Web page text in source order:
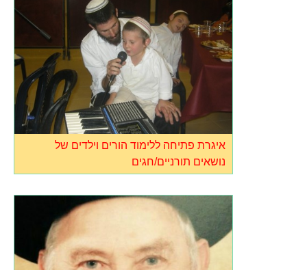
איגרת פתיחה ללימוד הורים וילדים של
נושאים תורניים/חגים